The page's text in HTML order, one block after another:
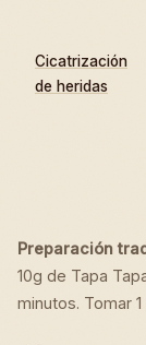
Cicatrización
de heridas
Preparación
10g de Tapa
minutos. Tomar